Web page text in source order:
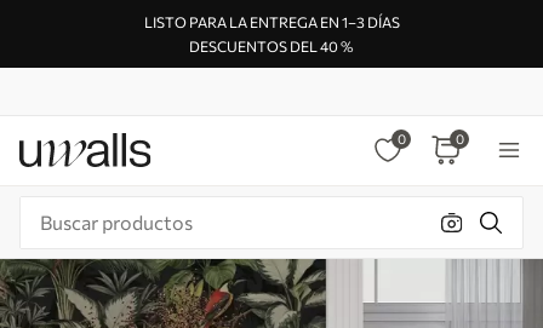
LISTO PARA LA ENTREGA EN 1–3 DÍAS
DESCUENTOS DEL 40 %
0 0